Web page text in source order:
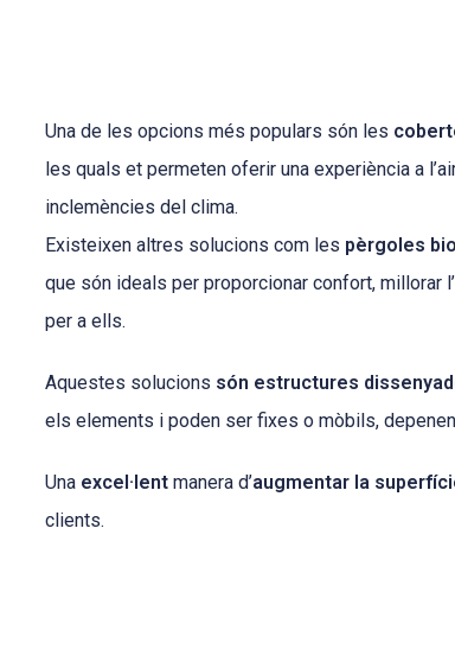
Una de les opcions més populars són les
les quals et permeten oferir una experiència a
inclemències del clima.
Existeixen altres solucions com les pèrgoles
que són ideals per proporcionar confort, millorar
per a ells.
Aquestes solucions són estructures
els elements i poden ser fixes o mòbils,
Una excel·lent manera d’augmentar la
clients.